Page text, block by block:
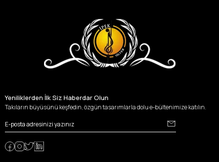
Yeniliklerden İlk Siz Haberdar Olun
Takıların büyüsünü keşfedin, özgün tasarımlarla dolu e-bültenimize katılın.